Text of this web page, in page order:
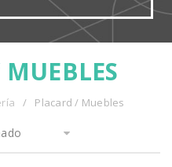
/ Placard / Muebles